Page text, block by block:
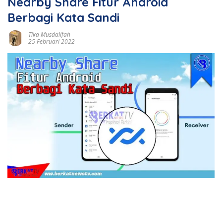
Berbagi Kata Sandi
Tika Musdalifah
25 Februari 2022